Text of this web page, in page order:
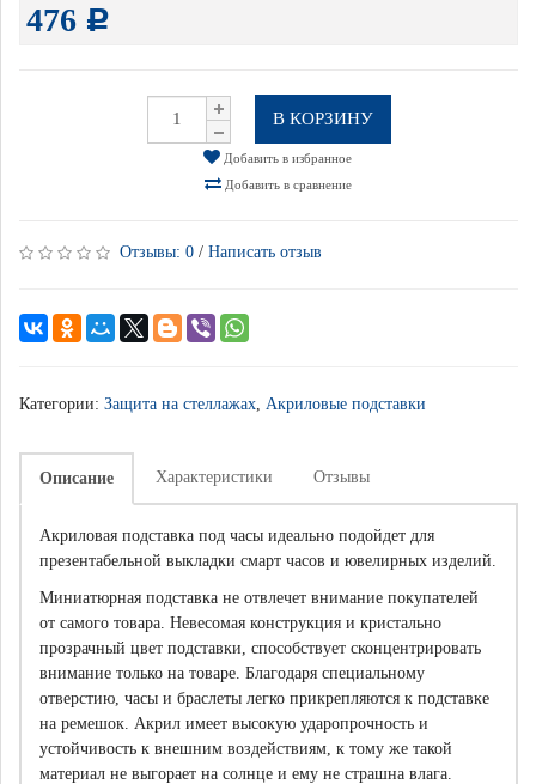
476 Р
В КОРЗИНУ
Добавить в избранное
Добавить в сравнение
Отзывы: 0 / Написать отзыв
Категории: Защита на стеллажах, Акриловые подставки
Описание Характеристики Отзывы
Акриловая подставка под часы идеально подойдет для
презентабельной выкладки смарт часов и ювелирных изделий.
Миниатюрная подставка не отвлечет внимание покупателей
от самого товара. Невесомая конструкция и кристально
прозрачный цвет подставки, способствует сконцентрировать
внимание только на товаре. Благодаря специальному
отверстию, часы и браслеты легко прикрепляются к подставке
на ремешок. Акрил имеет высокую ударопрочность и
устойчивость к внешним воздействиям, к тому же такой
материал не выгорает на солнце и ему не страшна влага.